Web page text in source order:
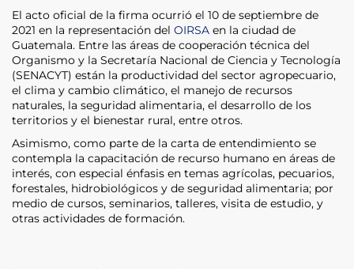
El acto oficial de la firma ocurrió el 10 de septiembre de
2021 en la representación del OIRSA en la ciudad de
Guatemala. Entre las áreas de cooperación técnica del
Organismo y la Secretaría Nacional de Ciencia y Tecnología
(SENACYT) están la productividad del sector agropecuario,
el clima y cambio climático, el manejo de recursos
naturales, la seguridad alimentaria, el desarrollo de los
territorios y el bienestar rural, entre otros.
Asimismo, como parte de la carta de entendimiento se
contempla la capacitación de recurso humano en áreas de
interés, con especial énfasis en temas agrícolas, pecuarios,
forestales, hidrobiológicos y de seguridad alimentaria; por
medio de cursos, seminarios, talleres, visita de estudio, y
otras actividades de formación.